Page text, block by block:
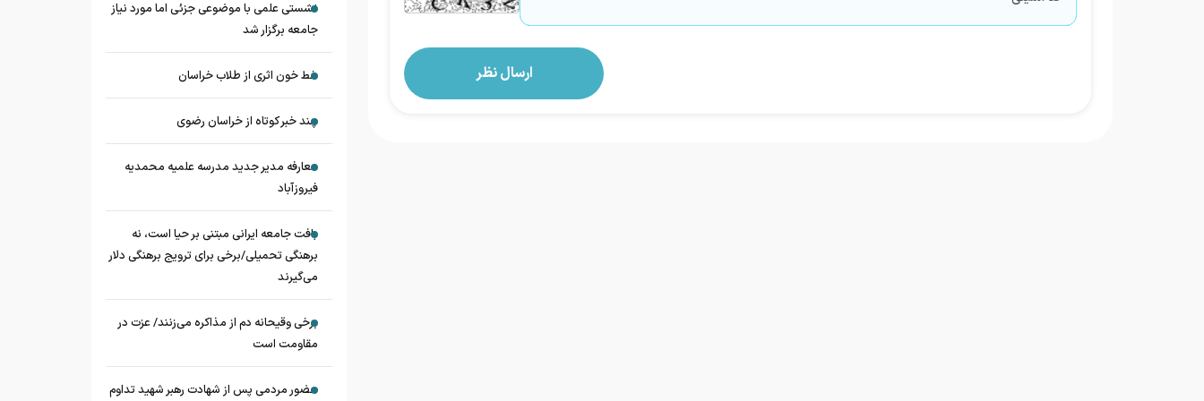
نشستی علمی با موضوعی جزئی اما مورد نیاز
جامعه برگزار شد
خط خون اثری از طلاب خراسان
چند خبر کوتاه از خراسان رضوی
معارفه مدیر جدید مدرسه علمیه محمدیه
فیروزآباد
بافت جامعه ایرانی مبتنی بر حیا است، نه
برهنگی تحمیلی/برخی برای ترویج برهنگی دلار
می‌گیرند
برخی وقیحانه دم از مذاکره می‌زنند/ عزت در
مقاومت است
حضور مردمی پس از شهادت رهبر شهید تداوم